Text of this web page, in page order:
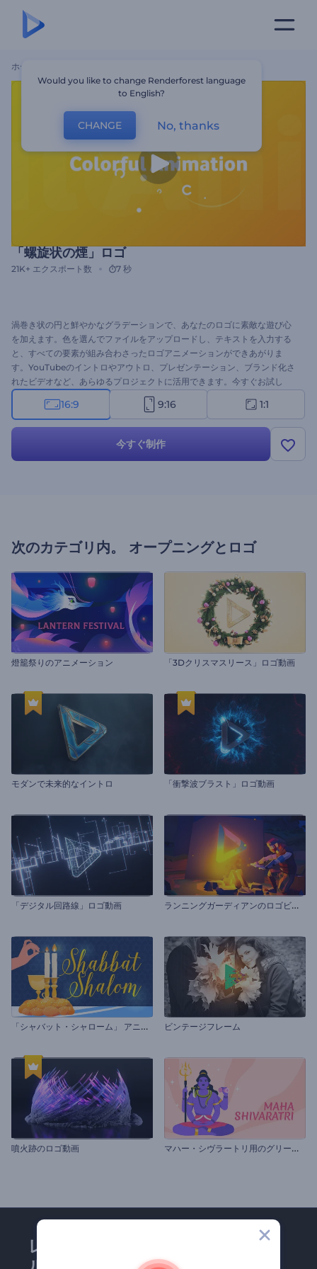
ホーム
「螺旋状の煙」ロゴ
21K+ エクスポート数 7 秒
渦巻き状の円と鮮やかなグラデーションで、あなたのロゴに素敵な遊び心
を加えます。色を選んでファイルをアップロードし、テキストを入力する
と、すべての要素が組み合わさったロゴアニメーションができあがりま
す。YouTubeのイントロやアウトロ、プレゼンテーション、ブランド化さ
れたビデオなど、あらゆるプロジェクトに活用できます。今すぐお試し
を！
16:9 9:16 1:1
今すぐ制作
次のカテゴリ内。 オープニングとロゴ
燈籠祭りのアニメーション 「3Dクリスマスリース」ロゴ動画
モダンで未来的なイントロ 「衝撃波ブラスト」ロゴ動画
「デジタル回路線」ロゴ動画 ラ
ンニングガーディアンのロゴビデオ
「
シャバット・シャローム」 アニメーション ビンテージフレーム
噴火跡のロゴ動画 マ
ハー・シヴラートリ用のグリーティング動画
レンダーフォレストのメー
Would you like to change Renderforest language
to English?
CHANGE No, thanks